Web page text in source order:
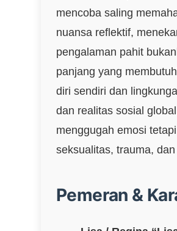
mencoba saling
nuansa reflektif,
pengalaman pahit
panjang yang
diri sendiri dan
dan realitas sosial
menggugah emosi
seksualitas, trauma,
Pemeran &